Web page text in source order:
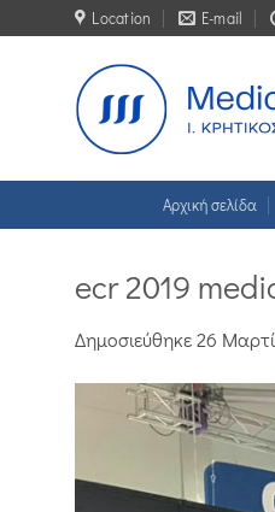
Μετάβαση
στο
περιεχόμενο
Location E-mail
Αρχική σελίδα
ecr 2019
Δημοσιεύθηκε26